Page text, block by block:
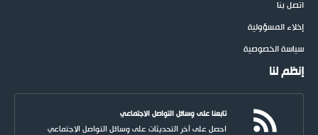
اتصل بنا
إخلاء المسؤولية
سياسة الخصوصية
إنظم لنا
تابعنا على وسائل التواصل الاجتماعي
احصل على آخر التحديثات على وسائل التواصل الاجتماعي